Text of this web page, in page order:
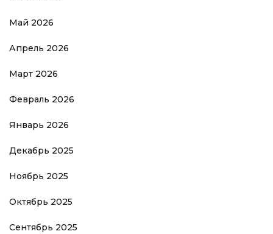
Май 2026
Апрель 2026
Март 2026
Февраль 2026
Январь 2026
Декабрь 2025
Ноябрь 2025
Октябрь 2025
Сентябрь 2025